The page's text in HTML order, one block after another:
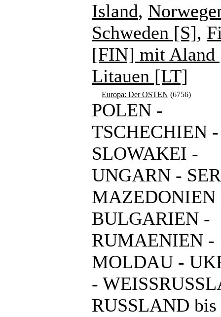
Island,
Schweden [S],
[FIN] mit
Litauen [LT]
Europa: Der OSTEN (6756)
POLEN -
TSCHECHIEN -
SLOWAKEI -
UNGARN -
MAZEDONIEN
BULGARIEN -
RUMAENIEN -
MOLDAU -
-
RUSSLAND bis